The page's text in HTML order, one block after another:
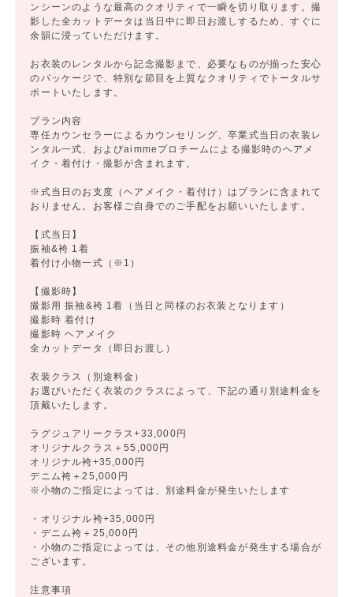
ンシーンのような最高のクオリティで一瞬を切り取ります。撮
影した全カットデータは当日中に即日お渡しするため、すぐに
余韻に浸っていただけます。
お衣装のレンタルから記念撮影まで、必要なものが揃った安心
のパッケージで、特別な節目を上質なクオリティでトータルサ
ポートいたします。
プラン内容
専任カウンセラーによるカウンセリング、卒業式当日の衣装レ
ンタル一式、およびaimmeプロチームによる撮影時のヘアメ
イク・着付け・撮影が含まれます。
※式当日のお支度（ヘアメイク・着付け）はプランに含まれて
おりません。お客様ご自身でのご手配をお願いいたします。
【式当日】
振袖&袴 1着
着付け小物一式（※1）
【撮影時】
撮影用 振袖&袴 1着（当日と同様のお衣装となります）
撮影時 着付け
撮影時 ヘアメイク
全カットデータ（即日お渡し）
衣装クラス（別途料金）
お選びいただく衣装のクラスによって、下記の通り別途料金を
頂戴いたします。
ラグジュアリークラス+33,000円
オリジナルクラス＋55,000円
オリジナル袴+35,000円
デニム袴＋25,000円
※小物のご指定によっては、別途料金が発生いたします
・オリジナル袴+35,000円
・デニム袴＋25,000円
・小物のご指定によっては、その他別途料金が発生する場合が
ございます。
注意事項